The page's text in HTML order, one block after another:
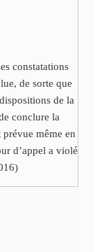
constatations
de sorte que
de la
conclure la
même en
d’appel a violé